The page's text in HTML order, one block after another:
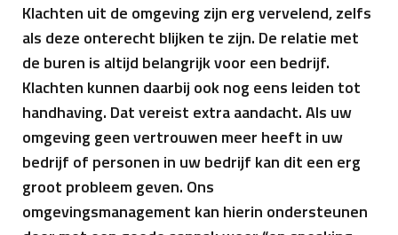
Klachten uit de omgeving zijn erg vervelend, zelfs
als deze onterecht blijken te zijn. De relatie met
de buren is altijd belangrijk voor een bedrijf.
Klachten kunnen daarbij ook nog eens leiden tot
handhaving. Dat vereist extra aandacht. Als uw
omgeving geen vertrouwen meer heeft in uw
bedrijf of personen in uw bedrijf kan dit een erg
groot probleem geven. Ons
omgevingsmanagement kan hierin ondersteunen